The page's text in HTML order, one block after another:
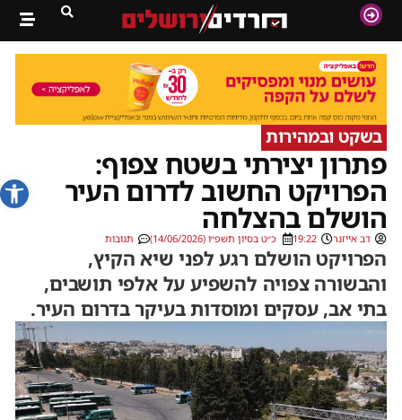
פתח
בשקט ובמהירות
פתרון יצירתי בשטח צפוף:
הפרויקט החשוב לדרום העיר
הושלם בהצלחה
דב אייזנר 19:22 כ״ט בסיון תשפ״ו (14/06/2026) תגובות
הפרויקט הושלם רגע לפני שיא הקיץ,
והבשורה צפויה להשפיע על אלפי תושבים,
בתי אב, עסקים ומוסדות בעיקר בדרום העיר.